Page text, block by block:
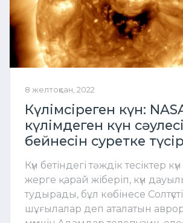
8 желтоқсан, 2022
Күлімсіреген күн:
күлімдеген күн
бейнесін суретке
Күн бетіндегі тәждік тесіктер
жерге қарай жіберіп, күн
тудырады, бұл көбінесе
шұғылалар деп аталатын